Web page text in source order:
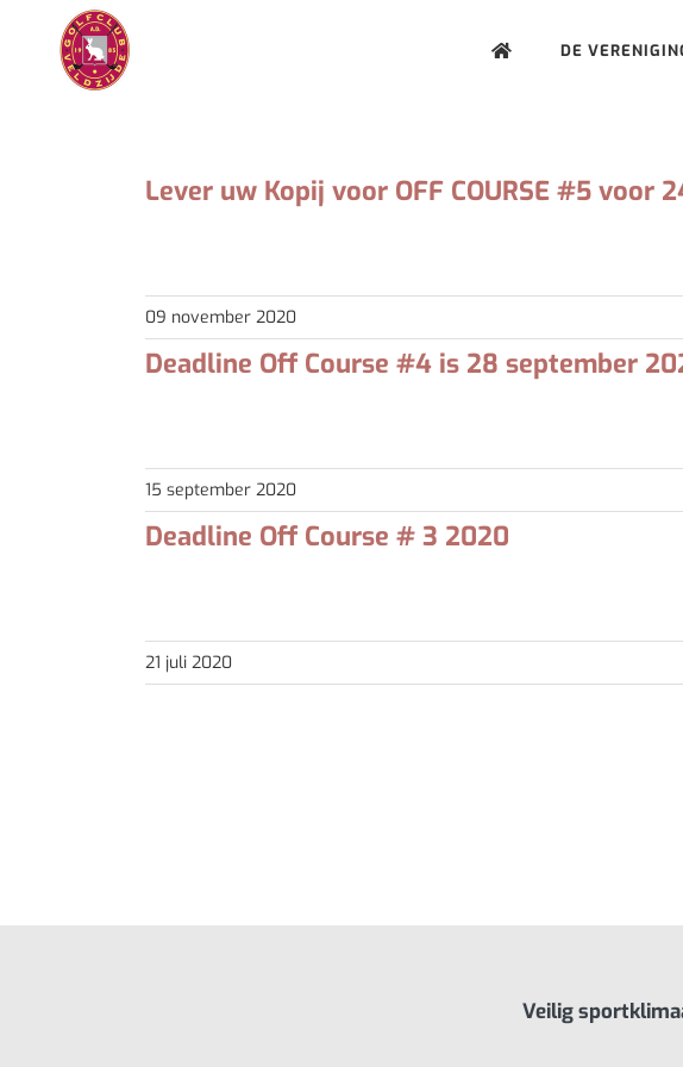
inhoud
DE
Lever uw Kopij voor OFF COURSE #5 voor
09 november 2020
Deadline Off Course #4 is 28 september
15 september 2020
Deadline Off Course # 3 2020
21 juli 2020
Veilig